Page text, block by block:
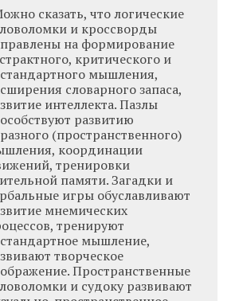
сказать, что логические
и кроссворды
на формирование
критического и
мышления,
словарного запаса,
интеллекта. Пазлы
развитию
(пространственного)
координации
тренировки
памяти. Загадки и
игры обуславливают
мнемических
тренируют
мышление,
творческое
Пространственные
и судоку развивают